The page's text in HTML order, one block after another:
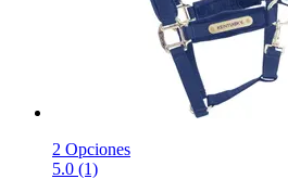
2 Opciones
5.0 (1)